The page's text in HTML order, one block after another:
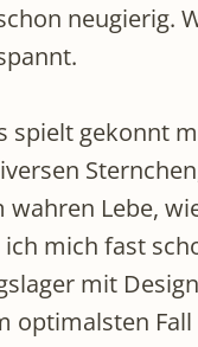
neugierig.
gekonnt
Lebe,
mich fast
mit
optimalsten